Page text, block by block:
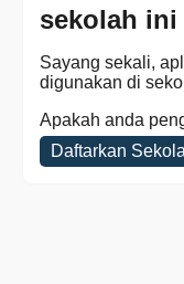
sekolah ini
Sayang sekali,
digunakan di
Apakah anda
Daftarkan